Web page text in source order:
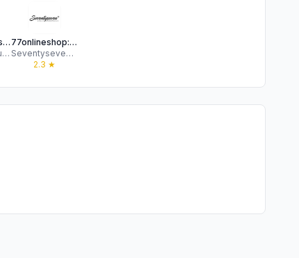
myKiK - Deutschland
KiK Textilien und Non-Food GmbH
77onlineshop: Fashion & Mode
Seventyseven Onlineshop
2.3 ★